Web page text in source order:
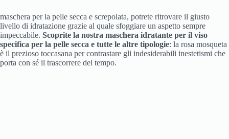
maschera per la pelle secca e screpolata, potrete ritrovare il giusto
livello di idratazione grazie al quale sfoggiare un aspetto sempre
impeccabile. Scoprite la nostra maschera idratante per il viso
specifica per la pelle secca e tutte le altre tipologie: la rosa mosqueta
è il prezioso toccasana per contrastare gli indesiderabili inestetismi che
porta con sé il trascorrere del tempo.